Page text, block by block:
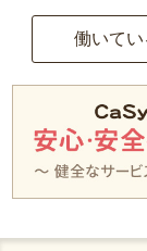
働いて